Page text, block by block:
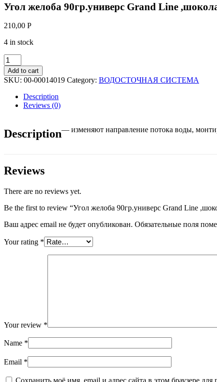
Угол желоба 90гр.универс Grand Line
210,00 Р
4 in stock
Угол
желоба
90гр.универс
Grand
,шоколад
quantity
Add to cart
SKU: 00-00014019 Category: ВОДОСТОЧНАЯ СИСТЕМА
Description
Reviews (0)
Description— изменяют направление потока воды,
Reviews
There are no reviews yet.
Be the first to review “Угол желоба 90гр.универс Grand Line
Ваш адрес email не будет опубликован. Обязательные поля
Your rating *
Your review *
Name *
Email *
Сохранить моё имя, email и адрес сайта в этом браузере